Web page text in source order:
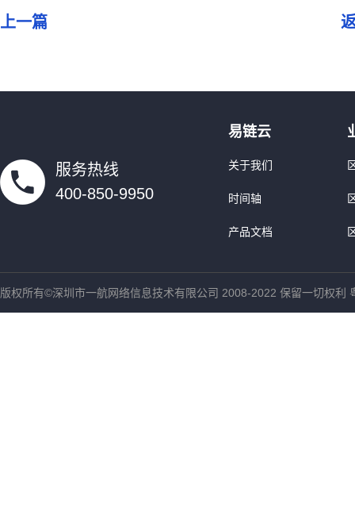
上一篇
服务热线
400-850-9950
易链云
关于我们
时间轴
产品文档
版权所有©️深圳市一航网络信息技术有限公司 2008-2022 保留一切权利